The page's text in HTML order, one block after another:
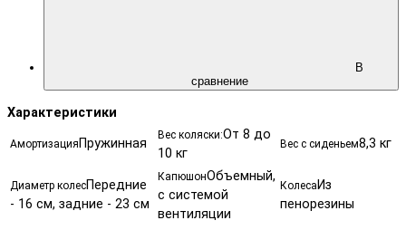
В
сравнение
Характеристики
Амортизация Пружинная
Вес коляски:От 8 до
10 кг
Вес с сиденьем8,3 кг
Диаметр колесПередние
- 16 см, задние - 23 см
КапюшонОбъемный,
с системой
вентиляции
Колеса Из
пенорезины